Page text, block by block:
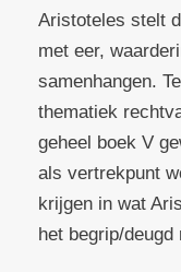
Aristoteles stelt
met eer,
samenhangen.
thematiek
geheel boek V
als vertrekpunt
krijgen in wat
het begrip/